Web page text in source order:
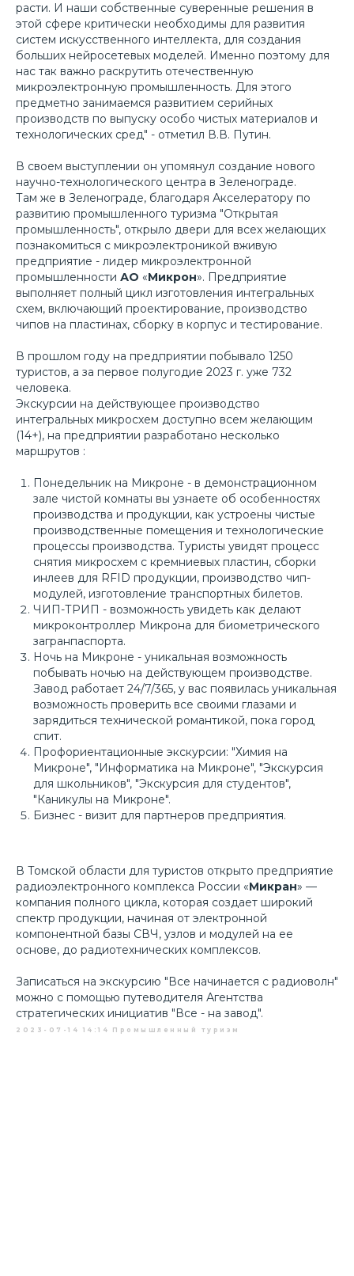
расти. И наши собственные суверенные решения в
этой сфере критически необходимы для развития
систем искусственного интеллекта, для создания
больших нейросетевых моделей. Именно поэтому для
нас так важно раскрутить отечественную
микроэлектронную промышленность. Для этого
предметно занимаемся развитием серийных
производств по выпуску особо чистых материалов и
технологических сред" - отметил В.В. Путин.
В своем выступлении он упомянул создание нового
научно-технологического центра в Зеленограде.
Там же в Зеленограде, благодаря Акселератору по
развитию промышленного туризма "Открытая
промышленность", открыло двери для всех желающих
познакомиться с микроэлектроникой вживую
предприятие - лидер микроэлектронной
промышленности АО «Микрон». Предприятие
выполняет полный цикл изготовления интегральных
схем, включающий проектирование, производство
чипов на пластинах, сборку в корпус и тестирование.
В прошлом году на предприятии побывало 1250
туристов, а за первое полугодие 2023 г. уже 732
человека.
Экскурсии на действующее производство
интегральных микросхем доступно всем желающим
(14+), на предприятии разработано несколько
маршрутов :
Понедельник на Микроне - в демонстрационном
зале чистой комнаты вы узнаете об особенностях
производства и продукции, как устроены чистые
производственные помещения и технологические
процессы производства. Туристы увидят процесс
снятия микросхем с кремниевых пластин, сборки
инлеев для RFID продукции, производство чип-
модулей, изготовление транспортных билетов.
ЧИП-ТРИП - возможность увидеть как делают
микроконтроллер Микрона для биометрического
загранпаспорта.
Ночь на Микроне - уникальная возможность
побывать ночью на действующем производстве.
Завод работает 24/7/365, у вас появилась уникальная
возможность проверить все своими глазами и
зарядиться технической романтикой, пока город
спит.
Профориентационные экскурсии: "Химия на
Микроне", "Информатика на Микроне", "Экскурсия
для школьников", "Экскурсия для студентов",
"Каникулы на Микроне".
Бизнес - визит для партнеров предприятия.
В Томской области для туристов открыто предприятие
радиоэлектронного комплекса России «Микран» —
компания полного цикла, которая создает широкий
спектр продукции, начиная от электронной
компонентной базы СВЧ, узлов и модулей на ее
основе, до радиотехнических комплексов.
Записаться на экскурсию "Все начинается с радиоволн"
можно с помощью путеводителя Агентства
стратегических инициатив "Все - на завод".
2023-07-14 14:14 Промышленный туризм
Организатор
Соорганизатор